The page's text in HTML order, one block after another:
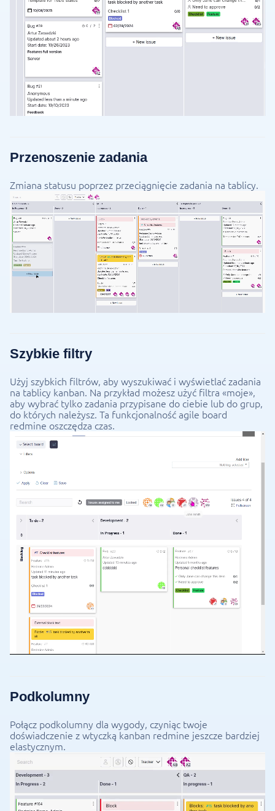
Przenoszenie zadania
Zmiana statusu poprzez przeciągnięcie zadania na tablicy.
Szybkie filtry
Użyj szybkich filtrów, aby wyszukiwać i wyświetlać zadania
na tablicy kanban. Na przykład możesz użyć filtra «moje»,
aby wybrać tylko zadania przypisane do ciebie lub do grup,
do których należysz. Ta funkcjonalność agile board
redmine oszczędza czas.
Podkolumny
Połącz podkolumny dla wygody, czyniąc twoje
doświadczenie z wtyczką kanban redmine jeszcze bardziej
elastycznym.